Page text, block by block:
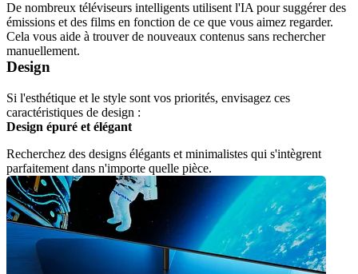
De nombreux téléviseurs intelligents utilisent l'IA pour suggérer des
émissions et des films en fonction de ce que vous aimez regarder.
Cela vous aide à trouver de nouveaux contenus sans rechercher
manuellement.
Design
Si l'esthétique et le style sont vos priorités, envisagez ces
caractéristiques de design :
Design épuré et élégant
Recherchez des designs élégants et minimalistes qui s'intègrent
parfaitement dans n'importe quelle pièce.